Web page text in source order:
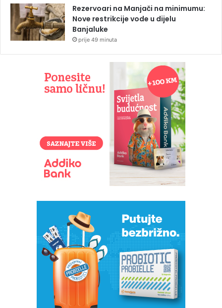
Rezervoari na Manjači na minimumu:
Nove restrikcije vode u dijelu
Banjaluke
prije 49 minuta